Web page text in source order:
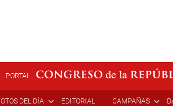
PORTAL
DEL DÍA EDITORIAL CAMPAÑAS